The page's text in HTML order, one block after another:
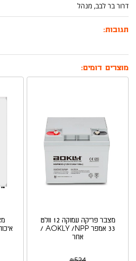
דרור בר לבב, מנהל
תגובות:
מוצרים דומים:
מצבר פריקה עמוקה 12 וולט
33 אמפר AOKLY /NPP /
אחר